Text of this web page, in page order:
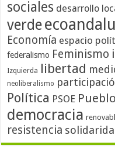
sociales desarrollo
verde
Economía espacio
federalismo Feminismo
Izquierda libertad
neoliberalismo
Política PSOE
democracia
resistencia